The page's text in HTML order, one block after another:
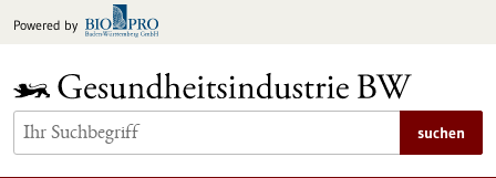
Inhalt
Powered by
suchen